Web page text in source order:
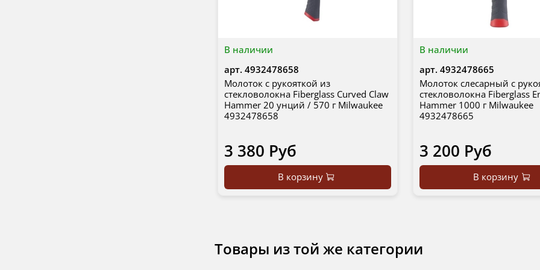
В наличии
арт. 4932478658
Молоток с рукояткой из
стекловолокна Fiberglass Curved Claw
Hammer 20 унций / 570 г Milwaukee
4932478658
3 380 Руб
В корзину
В наличии
арт.4932478665
Молоток слесарный с
стекловолокна Fiberglass
Hammer 1000 г Milwaukee
4932478665
3 200 Руб
В корзину
Товары из той же категории